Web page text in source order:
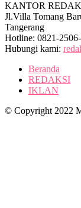
KANTOR
Jl.Villa Tomang
Tangerang
Hotline: 0821-
Hubungi kami:
Beranda
REDAKSI
IKLAN
© Copyright 2022